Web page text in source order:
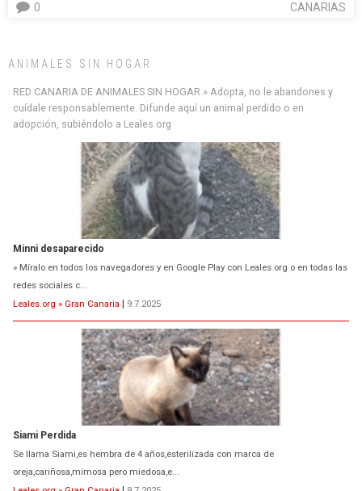
CANARIAS
0
ANIMALES SIN HOGAR
RED CANARIA DE ANIMALES SIN HOGAR » Adopta, no le abandones y
cuídale responsablemente. Difunde aquí un animal perdido o en
adopción, subiéndolo a Leales.org
Minni desaparecido
» Míralo en todos los navegadores y en Google Play con Leales.org o en todas las
redes sociales c...
Leales.org » Gran Canaria
9.7.2025
Siami Perdida
Se llama Siami,es hembra de 4 años,esterilizada con marca de
oreja,cariñosa,mimosa pero miedosa,e...